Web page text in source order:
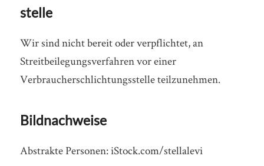
stelle
Wir sind nicht bereit oder verpflichtet, an
Streitbeilegungsverfahren vor einer
Verbraucherschlichtungsstelle teilzunehmen.
Bildnachweise
Abstrakte Personen: iStock.com/stellalevi